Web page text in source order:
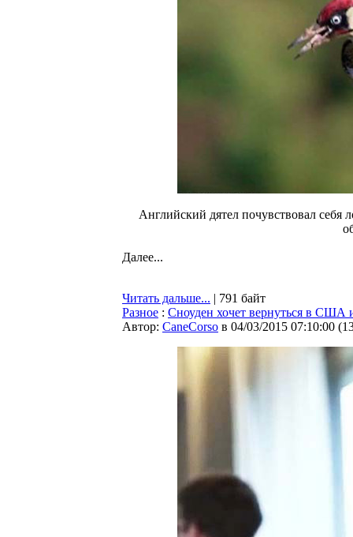
Английский дятел почувствовал
Далее...
Читать дальше... | 791 байт
Разное : Сноуден хочет вернуться в США
Автор: CaneCorso в 04/03/2015 07:10:00 (